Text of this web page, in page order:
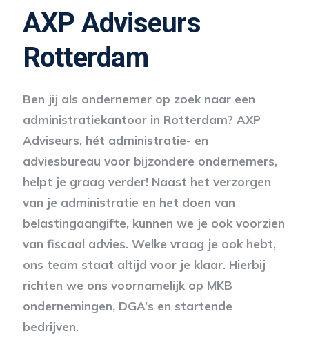
AXP Adviseurs
Rotterdam
Ben jij als ondernemer op zoek naar een
administratiekantoor in Rotterdam? AXP
Adviseurs, hét administratie- en
adviesbureau voor bijzondere ondernemers,
helpt je graag verder! Naast het verzorgen
van je administratie en het doen van
belastingaangifte, kunnen we je ook voorzien
van fiscaal advies. Welke vraag je ook hebt,
ons team staat altijd voor je klaar. Hierbij
richten we ons voornamelijk op MKB
ondernemingen, DGA’s en startende
bedrijven.